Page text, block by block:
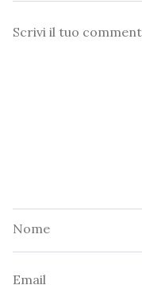
Commento